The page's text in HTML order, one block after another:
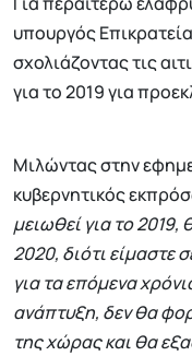
υπουργός
σχολιάζοντας τις
για το 2019 για
Μιλώντας στην
κυβερνητικός
μειωθεί για το
2020, διότι είμαστε
για τα επόμενα
ανάπτυξη, δεν θα
της χώρας και θα